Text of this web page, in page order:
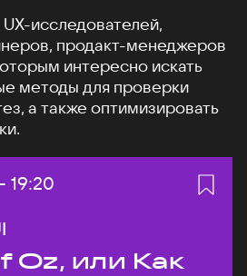
исследователей,
продакт-менеджеров
интересно искать
методы для проверки
а также оптимизировать
Конец:
19:20
Oz, или Как